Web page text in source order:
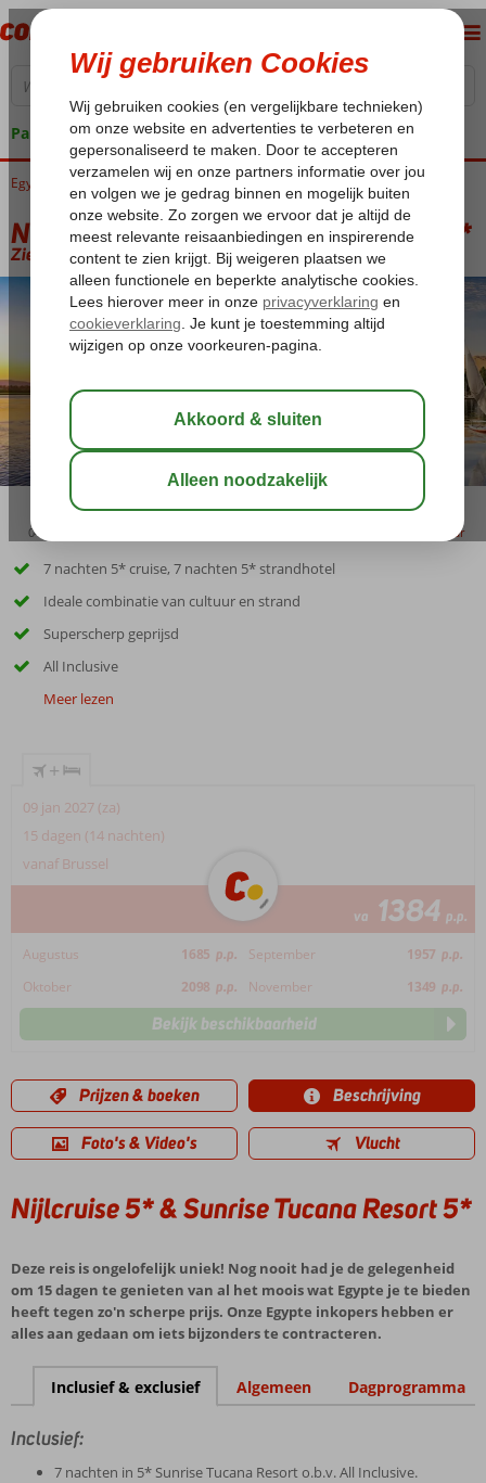
Pakketgarantie
Home
Egypte Luxor Nijlcruise Nijlcruise 5* & Sunrise Tucana Resort 5*
Nijlcruise 5* & Sunrise Tucana Resort 5*
Zie beschrijving
04:50 bewaar
7 nachten 5* cruise, 7 nachten 5* strandhotel
Ideale combinatie van cultuur en strand
Superscherp geprijsd
All Inclusive
Meer lezen
+
09 jan 2027 (za)
15 dagen (14 nachten)
vanaf Brussel
va 1384 p.p.
Augustus 1685 p.p. September 1957 p.p.
Oktober
2098 p.p. November 1349 p.p.
Bekijk beschikbaarheid
Prijzen & boeken Beschrijving
Foto's & Video's Vlucht
Nijlcruise 5* & Sunrise Tucana Resort 5*
Deze reis is ongelofelijk uniek! Nog nooit had je de gelegenheid
om 15 dagen te genieten van al het moois wat Egypte je te bieden
heeft tegen zo'n scherpe prijs. Onze Egypte inkopers hebben er
alles aan gedaan om iets bijzonders te contracteren.
Inclusief & exclusief Algemeen Dagprogramma
Inclusief:
7 nachten in 5* Sunrise Tucana Resort o.b.v. All Inclusive.